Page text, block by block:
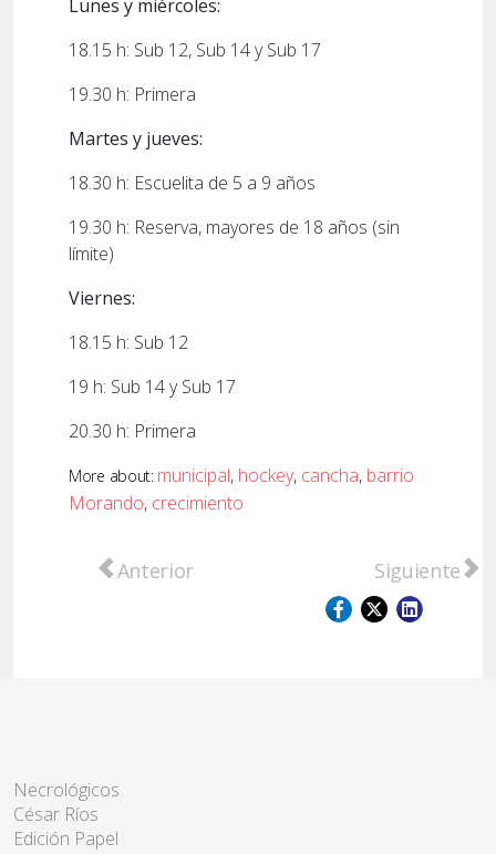
Lunes y miércoles:
18.15 h: Sub 12, Sub 14 y Sub 17
19.30 h: Primera
Martes y jueves:
18.30 h: Escuelita de 5 a 9 años
19.30 h: Reserva, mayores de 18 años (sin
límite)
Viernes:
18.15 h: Sub 12
19 h: Sub 14 y Sub 17
20.30 h: Primera
More about: municipal, hockey, cancha, barrio
Morando, crecimiento
Artículo anterior: Fútbol: Se viene una
Anterior Artículo
Siguiente
Necrológicos
César Ríos
Edición Papel